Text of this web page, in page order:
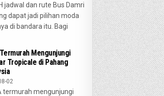
jadwal dan rute Bus Damri
dapat jadi pilihan moda
di bandara itu. Bagi
Mengunjungi
Tropicale di Pahang
02
termurah mengunjungi